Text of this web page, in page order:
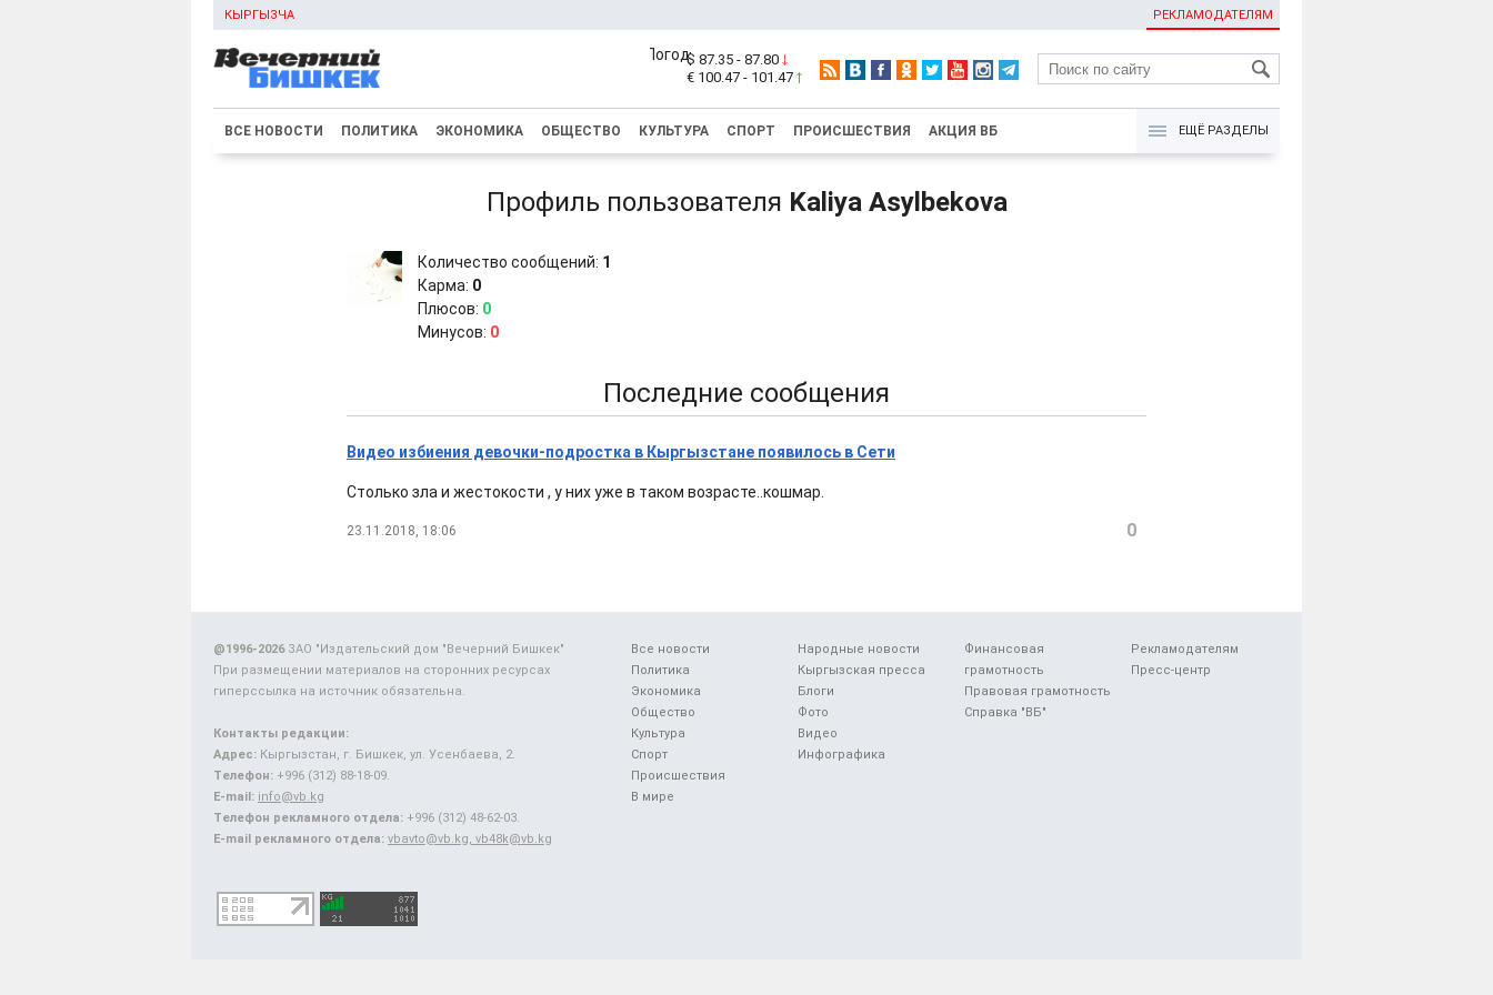
КЫРГЫЗЧА РЕКЛАМОДАТЕЛЯМ
KG
$ 87.35 - 87.80
€ 100.47 - 101.47
ВСЕ НОВОСТИ ПОЛИТИКА ЭКОНОМИКА ОБЩЕСТВО КУЛЬТУРА СПОРТ ПРОИСШЕСТВИЯ АКЦИЯ ВБ ЕЩЁ РАЗДЕЛЫ
Профиль пользователя Kaliya Asylbekova
Количество сообщений: 1
Карма: 0
Плюсов: 0
Минусов: 0
Последние сообщения
Видео избиения девочки-подростка в Кыргызстане появилось в Сети
Столько зла и жестокости , у них уже в таком возрасте..кошмар.
23.11.2018, 18:06 0
Все новости
Политика
Экономика
Общество
Культура
Спорт
Происшествия
В мире
Народные новости
Кыргызская пресса
Блоги
Фото
Видео
Инфографика
Финансовая
грамотность
Правовая грамотность
Справка "ВБ"
Рекламодателям
Пресс-центр
@1996-2026ЗАО "Издательский дом "Вечерний Бишкек"
При размещении материалов на сторонних ресурсах
гиперссылка на источник обязательна.
Контакты редакции:
Адрес: Кыргызстан, г. Бишкек, ул. Усенбаева, 2.
Телефон: +996 (312) 88-18-09.
E-mail: info@vb.kg
Телефон рекламного отдела: +996 (312) 48-62-03.
E-mail рекламного отдела: vbavto@vb.kg, vb48k@vb.kg